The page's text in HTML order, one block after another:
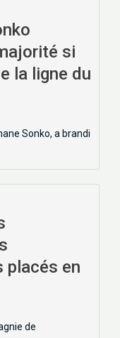
si
la ligne du
Sonko, a brandi
placés en
de